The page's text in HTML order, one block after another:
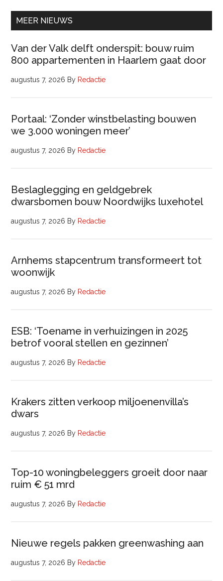
uur)
MEER NIEUWS
Van der Valk delft onderspit: bouw ruim
800 appartementen in Haarlem gaat door
augustus 7, 2026 By Redactie
Portaal: ‘Zonder winstbelasting bouwen
we 3.000 woningen meer’
augustus 7, 2026 By Redactie
Beslaglegging en geldgebrek
dwarsbomen bouw Noordwijks luxehotel
augustus 7, 2026 By Redactie
Arnhems stapcentrum transformeert tot
woonwijk
augustus 7, 2026 By Redactie
ESB: ‘Toename in verhuizingen in 2025
betrof vooral stellen en gezinnen’
augustus 7, 2026 By Redactie
Krakers zitten verkoop miljoenenvilla’s
dwars
augustus 7, 2026 By Redactie
Top-10 woningbeleggers groeit door naar
ruim € 51 mrd
augustus 7, 2026 By Redactie
Nieuwe regels pakken greenwashing aan
augustus 7, 2026 By Redactie